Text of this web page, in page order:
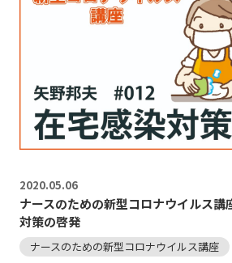
2020.05.06
ナースのための新型コロナウイルス
対策の啓発
ナースのための新型コロナウイルス講座